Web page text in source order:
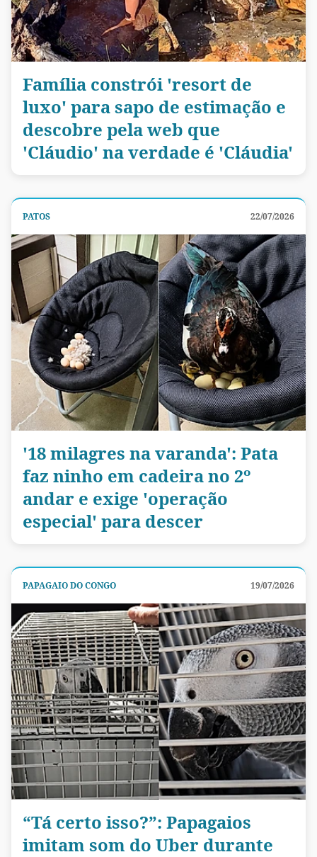
Família constrói 'resort de
luxo' para sapo de estimação e
descobre pela web que
'Cláudio' na verdade é 'Cláudia'
PATOS 22/07/2026
'18 milagres na varanda': Pata
faz ninho em cadeira no 2º
andar e exige 'operação
especial' para descer
PAPAGAIO DO CONGO 19/07/2026
“Tá certo isso?”: Papagaios
imitam som do Uber durante